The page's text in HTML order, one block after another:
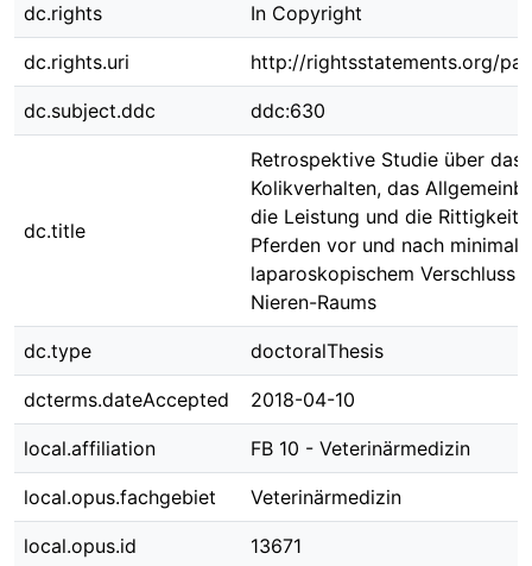
dc.rights In Copyright
dc.rights.uri http://rightsstatements.org/
dc.subject.ddc ddc:630
dc.title
Retrospektive Studie über das
Kolikverhalten, das
die Leistung und die Rittigkeit
Pferden vor und nach
laparoskopischem Verschluss
Nieren-Raums
dc.type doctoralThesis
dcterms.dateAccepted 2018-04-10
local.affiliation FB 10 - Veterinärmedizin
local.opus.fachgebiet Veterinärmedizin
local.opus.id 13671